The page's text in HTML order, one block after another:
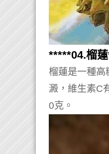
*****04.榴
榴蓮是一種高
澱，維生素C
0克。